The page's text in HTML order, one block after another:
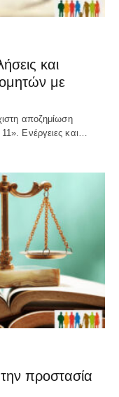
και
με
αποζημίωση
Ενέργειες και…
προστασία